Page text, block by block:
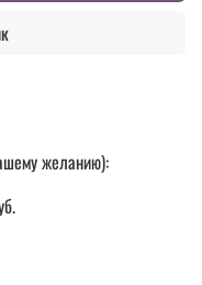
желанию):